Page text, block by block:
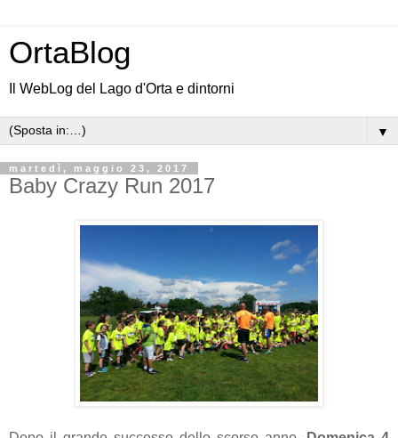
OrtaBlog
Il WebLog del Lago d'Orta e dintorni
▼
martedì, maggio 23, 2017
Baby Crazy Run 2017